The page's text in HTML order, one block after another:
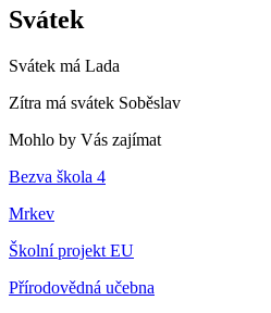
Svátek
Svátek má Lada
Zítra má svátek Soběslav
Mohlo by Vás zajímat
Bezva škola 4
Mrkev
Školní projekt EU
Přírodovědná učebna